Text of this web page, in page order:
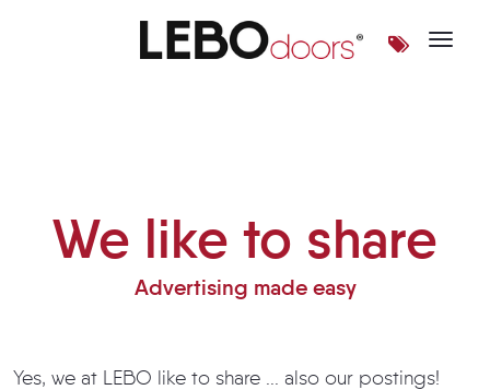
Toggle
We like to share
Advertising made easy
Yes, we at LEBO like to share ... also our postings!